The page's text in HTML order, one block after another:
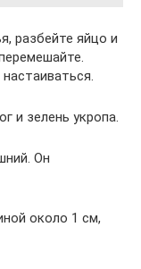
разбейте яйцо и
и зелень укропа.
Он
около 1 см,